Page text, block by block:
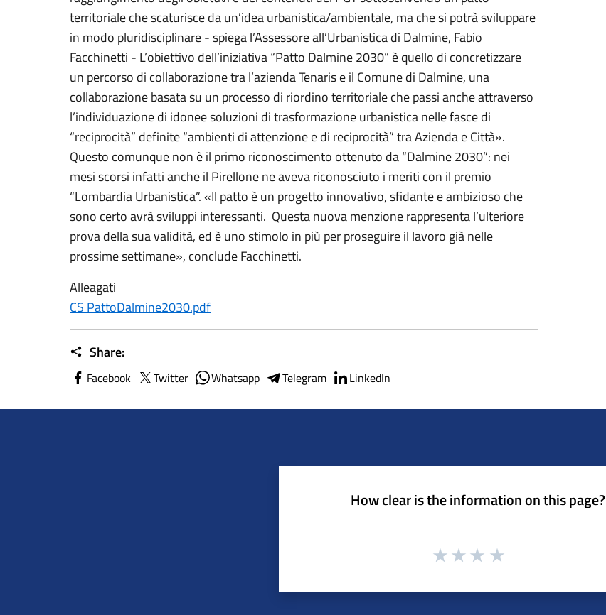
territoriale che scaturisce da un’idea urbanistica/ambientale, ma che si potrà sviluppare
in modo pluridisciplinare - spiega l’Assessore all’Urbanistica di Dalmine, Fabio
Facchinetti - L’obiettivo dell’iniziativa “Patto Dalmine 2030” è quello di concretizzare
un percorso di collaborazione tra l’azienda Tenaris e il Comune di Dalmine, una
collaborazione basata su un processo di riordino territoriale che passi anche attraverso
l’individuazione di idonee soluzioni di trasformazione urbanistica nelle fasce di
“reciprocità” definite “ambienti di attenzione e di reciprocità” tra Azienda e Città».
Questo comunque non è il primo riconoscimento ottenuto da “Dalmine 2030”: nei
mesi scorsi infatti anche il Pirellone ne aveva riconosciuto i meriti con il premio
“Lombardia Urbanistica”. «Il patto è un progetto innovativo, sfidante e ambizioso che
sono certo avrà sviluppi interessanti. Questa nuova menzione rappresenta l’ulteriore
prova della sua validità, ed è uno stimolo in più per proseguire il lavoro già nelle
prossime settimane», conclude Facchinetti.
Alleagati
CS PattoDalmine2030.pdf
Share:
Facebook Twitter Whatsapp Telegram LinkedIn
How clear is the information on this page?